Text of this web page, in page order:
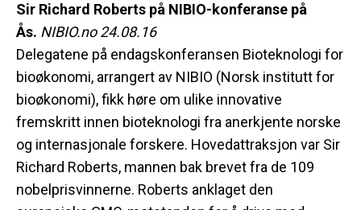
Sir Richard Roberts på NIBIO-konferanse på
Ås. NIBIO.no 24.08.16
Delegatene på endagskonferansen Bioteknologi for
bioøkonomi, arrangert av NIBIO (Norsk institutt for
bioøkonomi), fikk høre om ulike innovative
fremskritt innen bioteknologi fra anerkjente norske
og internasjonale forskere. Hovedattraksjon var Sir
Richard Roberts, mannen bak brevet fra de 109
nobelprisvinnerne. Roberts anklaget den